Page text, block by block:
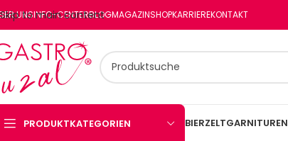
Skip to main content
UNSINFO-CENTERBLOGMAGAZINSHOPKARRIEREKONTAKT
PRODUKTKATEGORIEN BIERZELTGARNITUREN